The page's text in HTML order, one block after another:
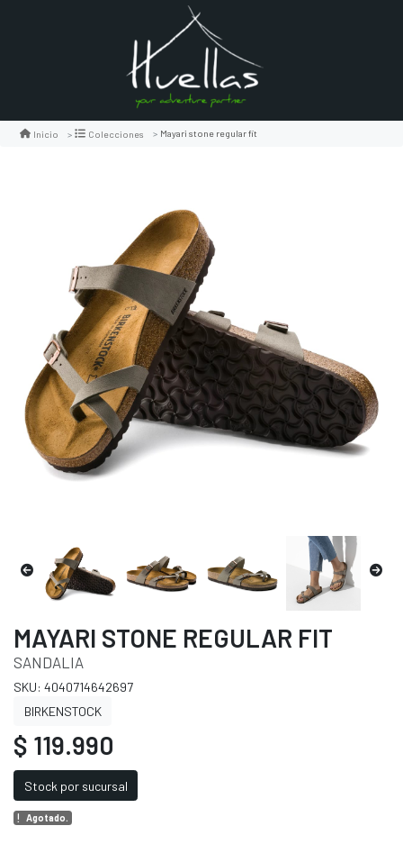
Inicio Colecciones Mayari stone regular fit
MAYARI STONE REGULAR FIT
SANDALIA
SKU: 4040714642697
BIRKENSTOCK
$ 119.990
Stock por sucursal
Agotado.